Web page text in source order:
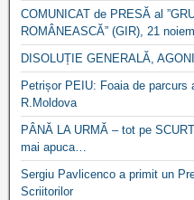
COMUNICAT de PRESĂ al
ROMÂNEASCĂ” (GIR), 21
DISOLUȚIE GENERALĂ,
Petrișor PEIU: Foaia de parcurs
R.Moldova
PÂNĂ LA URMĂ – tot pe
mai apuca…
Sergiu Pavlicenco a primit un
Scriitorilor